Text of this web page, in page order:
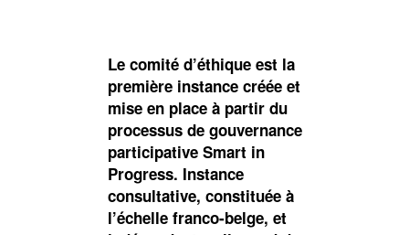
Le comité d’éthique est la
première instance créée et
mise en place à partir du
processus de gouvernance
participative Smart in
Progress. Instance
consultative, constituée à
l’échelle franco-belge, et